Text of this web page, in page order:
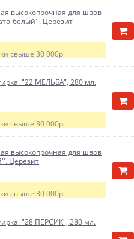
высокопрочная для швов
белый''. Церезит
свыше 30 000р
"22 МЕЛЬБА", 280 мл.
свыше 30 000р
высокопрочная для швов
Церезит
свыше 30 000р
"28 ПЕРСИК", 280 мл.